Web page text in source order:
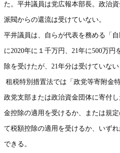
た。平井議員は党広報本部長。政治
派閥からの還流は受けていない。
平井議員は、自らが代表を務める「
に2020年に１千万円、 21年に500万円
除を受けたが、 21年分は受けていない
租税特別措置法では「政党等寄附金
政党支部または政治資金団体に寄付
金控除の適用を受けるか、または規
て税額控除の適用を受けるか、いず
できる。